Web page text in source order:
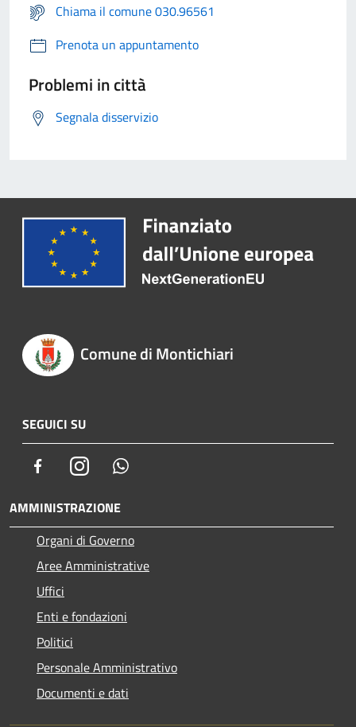
Chiama il comune 030.96561
Prenota un appuntamento
Problemi in città
Segnala disservizio
Comune di Montichiari
SEGUICI SU
FacebookInstagram
AMMINISTRAZIONE
Organi di Governo
Aree Amministrative
Uffici
Enti e fondazioni
Politici
Personale Amministrativo
Documenti e dati